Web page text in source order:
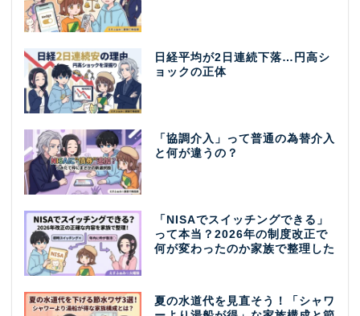
日経平均が2日連続下落…円高シ
ョックの正体
「協調介入」って普通の為替介入
と何が違うの？
「NISAでスイッチングできる」
って本当？2026年の制度改正で
何が変わったのか家族で整理した
夏の水道代を見直そう！「シャワ